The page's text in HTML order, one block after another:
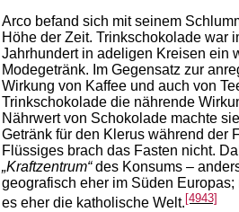
Arco befand sich mit seinem
Höhe der Zeit. Trinkschokolade war
Jahrhundert in adeligen Kreisen ein
Modegetränk. Im Gegensatz zur
Wirkung von Kaffee und auch von
Trinkschokolade die nährende
Nährwert von Schokolade machte
Getränk für den Klerus während der
Flüssiges brach das Fasten nicht.
„Kraftzentrum“des Konsums –
geografisch eher im Süden
es eher die katholische Welt. [4943]